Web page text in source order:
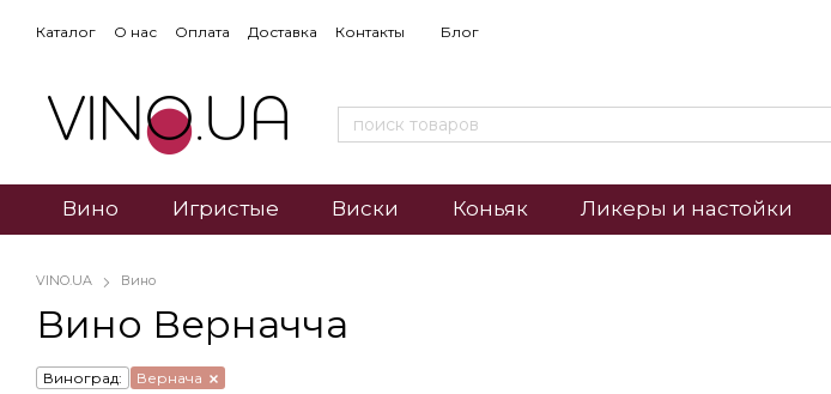
Каталог О нас Оплата Доставка Контакты Блог
Вино Игристые Виски Коньяк Ликеры и настойки
VINO.UA Вино
Вино Верначча
Виноград:
Вернача